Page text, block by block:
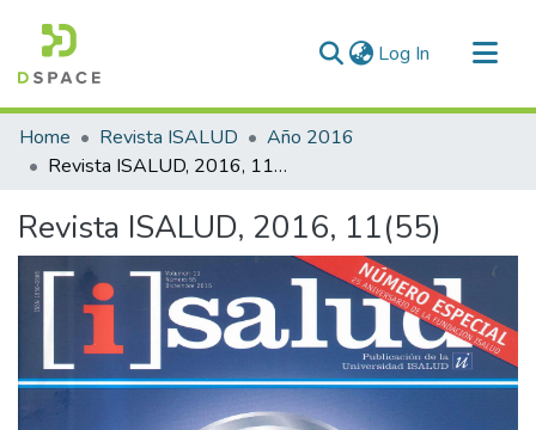
Log In (current)
Communities & Collections
All of DSpace
Home Revista ISALUD
Año 2016
Revista ISALUD, 2016, 11(55)
Revista ISALUD, 2016, 11(55)